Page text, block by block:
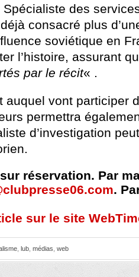
des
consacré plus
soviétique en
l’histoire, assurant
par le récit« .
auquel vont participer
permettra
d’investigation
réservation. Par
.
sur le site
lub médias web